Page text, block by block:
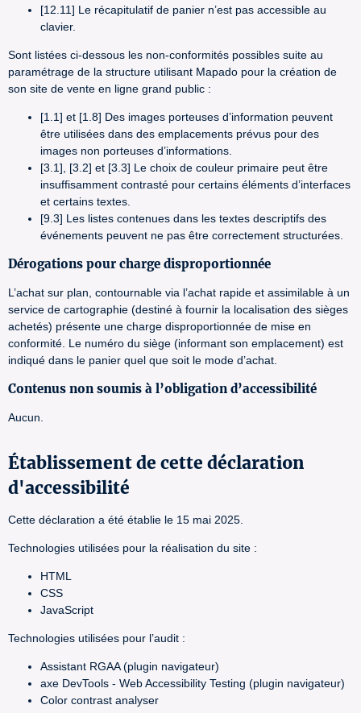
[12.11] Le récapitulatif de panier n’est pas accessible au
clavier.
Sont listées ci-dessous les non-conformités possibles suite au
paramétrage de la structure utilisant Mapado pour la création de
son site de vente en ligne grand public :
[1.1] et [1.8] Des images porteuses d’information peuvent
être utilisées dans des emplacements prévus pour des
images non porteuses d’informations.
[3.1], [3.2] et [3.3] Le choix de couleur primaire peut être
insuffisamment contrasté pour certains éléments d’interfaces
et certains textes.
[9.3] Les listes contenues dans les textes descriptifs des
événements peuvent ne pas être correctement structurées.
Dérogations pour charge disproportionnée
L’achat sur plan, contournable via l’achat rapide et assimilable à un
service de cartographie (destiné à fournir la localisation des sièges
achetés) présente une charge disproportionnée de mise en
conformité. Le numéro du siège (informant son emplacement) est
indiqué dans le panier quel que soit le mode d’achat.
Contenus non soumis à l’obligation d’accessibilité
Aucun.
Établissement de cette déclaration
d'accessibilité
Cette déclaration a été établie le 15 mai 2025.
Technologies utilisées pour la réalisation du site :
HTML
CSS
JavaScript
Technologies utilisées pour l’audit :
Assistant RGAA (plugin navigateur)
axe DevTools - Web Accessibility Testing (plugin navigateur)
Color contrast analyser